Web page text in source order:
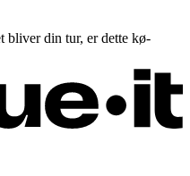
bliver din tur, er dette kø-